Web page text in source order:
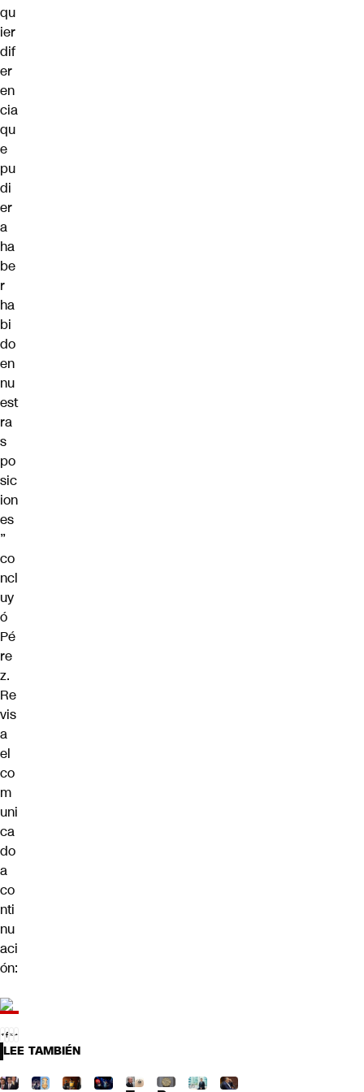
qu
ier
dif
er
en
cia
qu
e
pu
di
er
a
ha
be
r
ha
bi
do
en
nu
est
ra
s
po
sic
ion
es
”
co
ncl
uy
ó
Pé
re
z.
Re
vis
a
el
co
m
uni
ca
do
a
co
nti
nu
aci
ón:
LEE TAMBIÉN